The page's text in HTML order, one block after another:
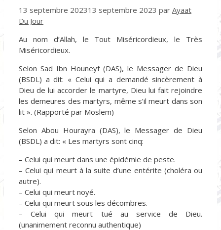
13 septembre 202313 septembre 2023 par Ayaat
Du Jour
Au nom d’Allah, le Tout Miséricordieux, le Très
Miséricordieux.
Selon Sad Ibn Houneyf (DAS), le Messager de Dieu
(BSDL) a dit: « Celui qui a demandé sincèrement à
Dieu de lui accorder le martyre, Dieu lui fait rejoindre
les demeures des martyrs, même s’il meurt dans son
lit ». (Rapporté par Moslem)
Selon Abou Hourayra (DAS), le Messager de Dieu
(BSDL) a dit: « Les martyrs sont cinq:
– Celui qui meurt dans une épidémie de peste.
– Celui qui meurt à la suite d’une entérite (choléra ou
autre).
– Celui qui meurt noyé.
– Celui qui meurt sous les décombres.
– Celui qui meurt tué au service de Dieu.
(unanimement reconnu authentique)